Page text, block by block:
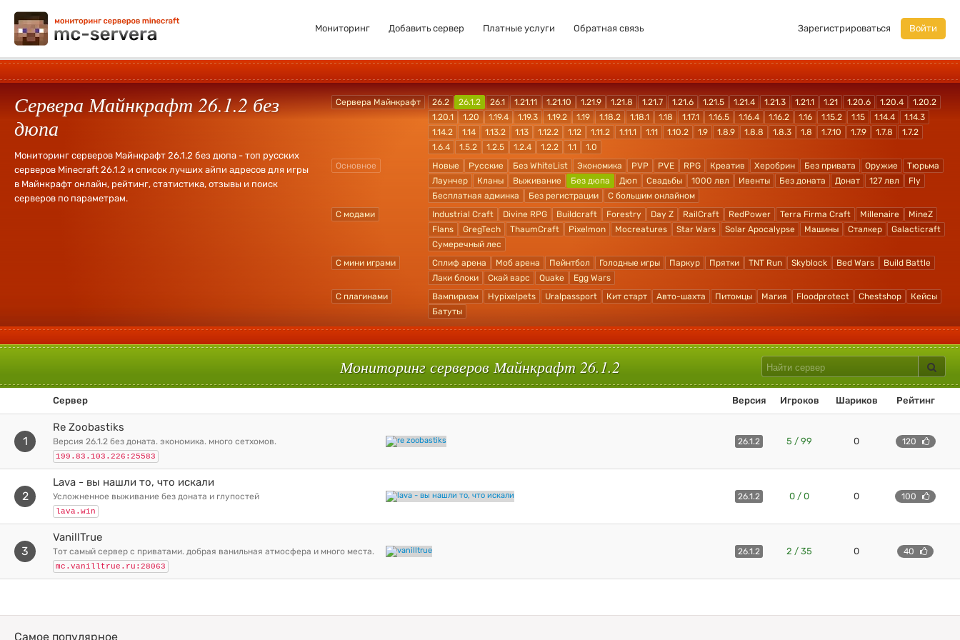
Мониторинг Добавить сервер Платные услуги Обратная связь Зарегистрироваться Войти
Сервера Майнкрафт 26.1.2 без
дюпа
Мониторинг серверов Майнкрафт 26.1.2 без дюпа - топ русских
серверов Minecraft 26.1.2 и список лучших айпи адресов для игры
в Майнкрафт онлайн, рейтинг, статистика, отзывы и поиск
серверов по параметрам.
Сервера Майнкрафт 26.2 26.1.2 26.1 1.21.11 1.21.10 1.21.9 1.21.8 1.21.7 1.21.6 1.21.5 1.21.4 1.21.3 1.21.1 1.21 1.20.6 1.20.4
1.20.2
1.20.1
1.20 1.19.4 1.19.3 1.19.2 1.19 1.18.2 1.18.1 1.18 1.17.1 1.16.5 1.16.4 1.16.2 1.16 1.15.2 1.15 1.14.4
1.14.3
1.14.2
1.14 1.13.2 1.13 1.12.2 1.12 1.11.2 1.11.1 1.11 1.10.2 1.9 1.8.9 1.8.8 1.8.3 1.8 1.7.10 1.7.9 1.7.8
1.7.2
1.6.4
1.5.2 1.2.5 1.2.4 1.2.2 1.1
1.0
Основное
Новые Русские Без WhiteList Экономика PVP PVE RPG Креатив Херобрин Без привата Оружие
Тюрьма
Лаунчер
Кланы Выживание Без дюпа Дюп Свадьбы 1000 лвл Ивенты Без доната Донат 127 лвл
Fly
Бесплатная админка
Без регистрации
С большим онлайном
С модами
Industrial Craft Divine RPG Buildcraft Forestry Day Z RailCraft RedPower Terra Firma Craft Millenaire
MineZ
Flans
GregTech ThaumCraft Pixelmon Mocreatures Star Wars Solar Apocalypse Машины Сталкер
Galacticraft
Сумеречный лес
С мини играми
Сплиф арена Моб арена Пейнтбол Голодные игры Паркур Прятки TNT Run Skyblock Bed Wars
Build Battle
Лаки блоки
Скай варс Quake
Egg Wars
С плагинами
Вампиризм Hypixelpets Uralpassport Кит старт Авто-шахта Питомцы Магия Floodprotect Chestshop
Кейсы
Батуты
Мониторинг серверов Майнкрафт 26.1.2
Сервер Версия Игроков Шариков Рейтинг
1
Re Zoobastiks
версия 26.1.2 без доната. экономика. много сетхомов.
199.83.103.226:25583
26.1.2 5 / 99 0 120
2
Lava - вы нашли то, что искали
усложненное выживание без доната и глупостей
lava.win
26.1.2 0 / 0 0 100
3
VanillTrue
тот самый сервер с приватами. добрая ванильная атмосфера и много места.
mc.vanilltrue.ru:28063
26.1.2 2 / 35 0 40
Самое популярное